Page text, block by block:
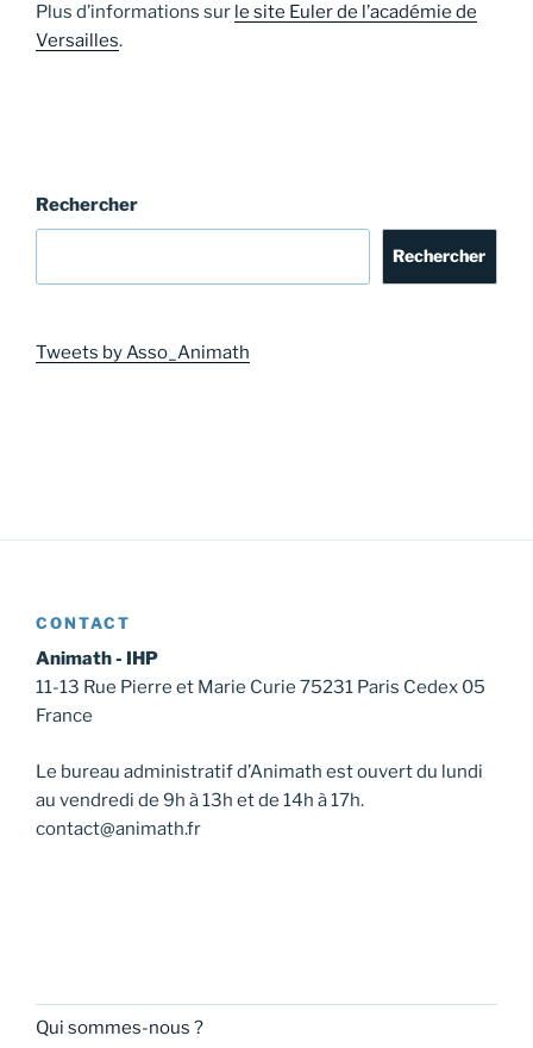
Plus d’informations sur le site Euler de l’académie de
Versailles.
Rechercher
Rechercher
Tweets by Asso_Animath
CONTACT
Animath - IHP
11-13 Rue Pierre et Marie Curie 75231 Paris Cedex 05
France
Le bureau administratif d’Animath est ouvert du lundi
au vendredi de 9h à 13h et de 14h à 17h.
contact@animath.fr
Qui sommes-nous ?